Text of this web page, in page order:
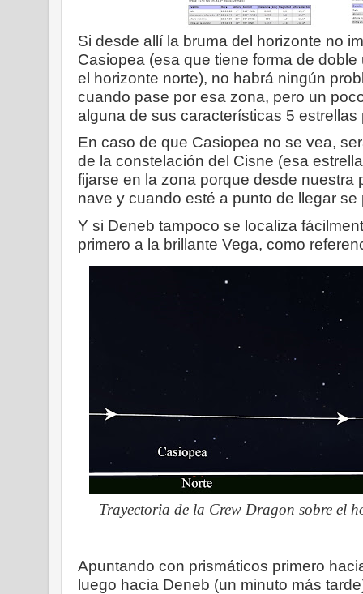
Si desde allí la bruma del horizonte no
Casiopea (esa que tiene forma de
el horizonte norte), no habrá ningún
cuando pase por esa zona, pero un
alguna de sus características 5
En caso de que Casiopea no se vea,
de la constelación del Cisne (esa
fijarse en la zona porque desde nuestra
nave y cuando esté a punto de llegar
Y si Deneb tampoco se localiza
primero a la brillante Vega, como
Trayectoria de la Crew Dragon sobre el
Apuntando con prismáticos primero
luego hacia Deneb (un minuto más